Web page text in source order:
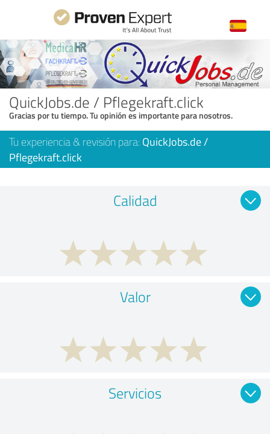
QuickJobs.de / Pflegekraft.click
Gracias por tu tiempo. Tu opinión es importante para nosotros.
Tu experiencia & revisión para: QuickJobs.de /
Pflegekraft.click
Calidad
Valor
Servicios